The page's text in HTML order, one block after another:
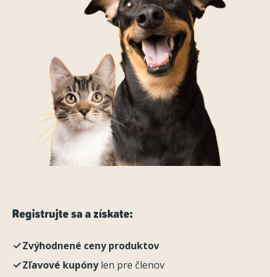
Registrujte sa a získate:
Zvýhodnené ceny produktov
Zľavové kupónylen pre členov